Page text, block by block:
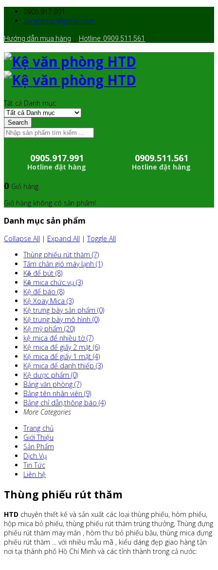
0905.917.991
sangtaoqc@gmail.com
Hướng dẫn mua hàng Hotline: 0909.511.561
Tất cả Danh mục
Search
0905.917.991
Hotline đặt hàng
0909.511.561
Hotline đặt hàng
0 Giỏ hàng
Giỏ hàng không có sản phẩm!
Danh mục sản phẩm
Collapse All | Expand All |Toggle All
Thùng phiếu rút thăm (7)
Tấm chắn gió máy lạnh (1)
Kệ để bút (8)
Kệ mica chức vụ (3)
Kệ để báo (8)
Kệ Xoay Mica (3)
Kệ trưng bày sản phẩm (0)
Kệ trưng bày mô hình (0)
Kệ mỹ phẩm (20)
kệ mica để nhiều tờ (7)
Kệ mica để giấy 2 mặt (6)
Kệ mica để giấy 1 mặt (4)
Kệ mica để danh thiếp (3)
Kệ dược phẩm (0)
Bảng văn phòng (7)
Bảng tên nhân viên (9)
Bảng chỉ dẫn,thông báo (4)
More Categories
Trang chủ
Giới Thiệu
Sản Phẩm
Dịch Vụ
Tin Tức
Liên hệ
Thùng phiếu rút thăm
HTD chuyên thiết kế và sản xuất các loại thùng phiếu, hòm phiếu,
hộp mica bỏ phiếu, thùng phiếu rút thăm trúng thưởng, Thùng đựng
phiếu rút thăm may mắn , hòm thư bỏ phiếu bầu, thùng mica đựng
phiếu rút thăm ... với nhiều mẫu mã , kiểu dáng đẹp giao hàng tận
nơi tại thành phố Hồ Chí Minh và các tỉnh thành trong cả nước: